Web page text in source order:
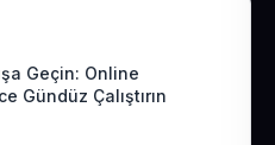
Geçin: Online
Gündüz Çalıştırın